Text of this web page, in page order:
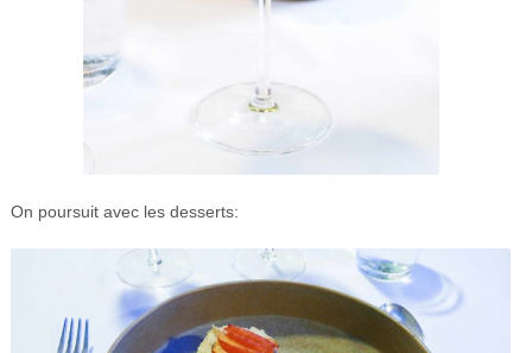
On poursuit avec les desserts: